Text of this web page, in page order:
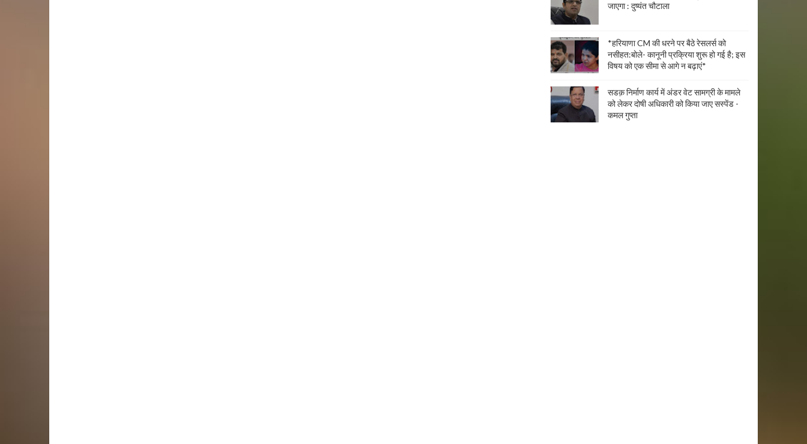
जाएगा : दुष्यंत चौटाला
*हरियाणा CM की धरने पर बैठे रेसलर्स को
नसीहत:बोले- कानूनी प्रक्रिया शुरू हो गई है; इस
विषय को एक सीमा से आगे न बढ़ाएं*
सडक़ निर्माण कार्य में अंडर वेट सामग्री के मामले
को लेकर दोषी अधिकारी को किया जाए सस्पेंड -
कमल गुप्ता